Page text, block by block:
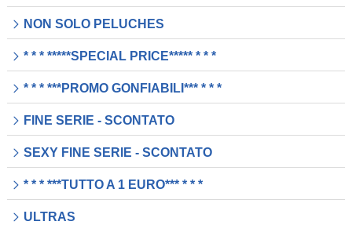
NON SOLO PELUCHES
* * * *****SPECIAL PRICE***** * * *
* * * ***PROMO GONFIABILI*** * * *
FINE SERIE - SCONTATO
SEXY FINE SERIE - SCONTATO
* * * ***TUTTO A 1 EURO*** * * *
ULTRAS